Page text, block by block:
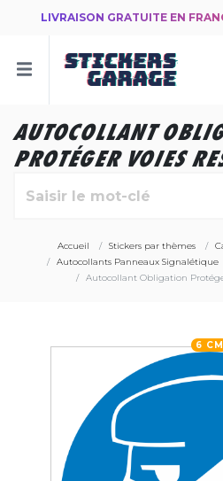
LIVRAISON GRATUITE EN
AUTOCOLLANT
PROTÉGER VOIES
Accueil Stickers par thèmes
Autocollants Panneaux Signalétique
Autocollant Obligation
6 CM